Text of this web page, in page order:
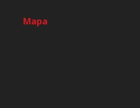
Mapa